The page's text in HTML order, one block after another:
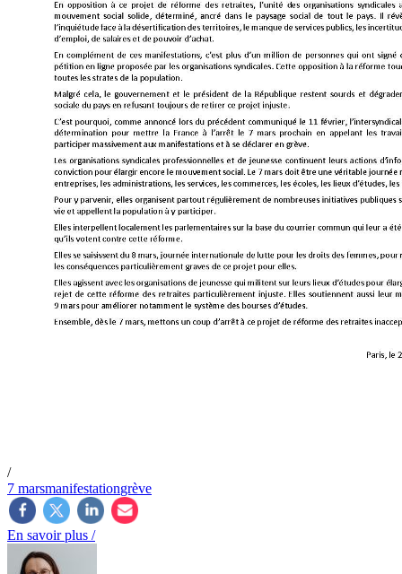
/
7 marsmanifestationgrève
En savoir plus /